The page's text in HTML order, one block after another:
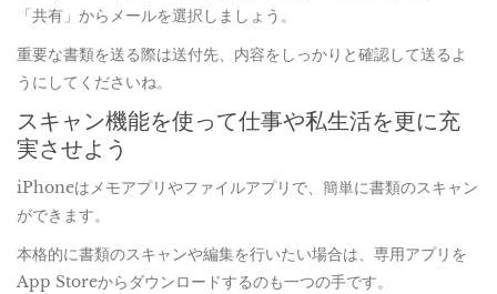
「共有」からメールを選択しましょう。
重要な書類を送る際は送付先、内容をしっかりと確認して送るよ
うにしてくださいね。
スキャン機能を使って仕事や私生活を更に充
実させよう
iPhoneはメモアプリやファイルアプリで、簡単に書類のスキャン
ができます。
本格的に書類のスキャンや編集を行いたい場合は、専用アプリを
App Storeからダウンロードするのも一つの手です。